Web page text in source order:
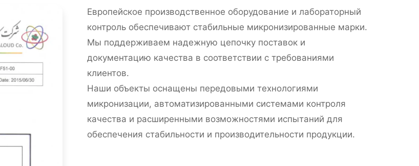
Европейское производственное оборудование и лабораторный
контроль обеспечивают стабильные микронизированные марки.
Мы поддерживаем надежную цепочку поставок и
документацию качества в соответствии с требованиями
клиентов.
Наши объекты оснащены передовыми технологиями
микронизации, автоматизированными системами контроля
качества и расширенными возможностями испытаний для
обеспечения стабильности и производительности продукции.